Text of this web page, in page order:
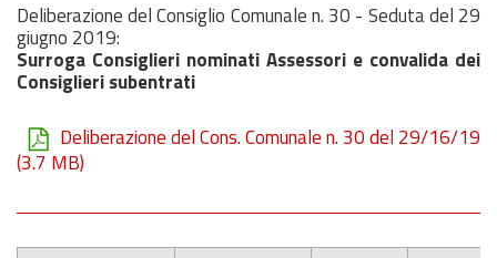
Deliberazione del Consiglio Comunale n. 30 - Seduta del 29
giugno 2019:
Surroga Consiglieri nominati Assessori e convalida dei
Consiglieri subentrati
Deliberazione del Cons. Comunale n. 30 del 29/16/19
(3.7 MB)